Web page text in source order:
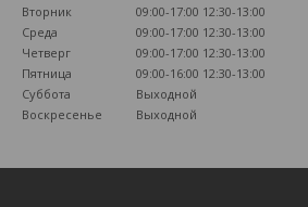
Вторник
09:00-17:00 12:30-13:00
Среда
09:00-17:00 12:30-13:00
Четверг
09:00-17:00 12:30-13:00
Пятница
09:00-16:00 12:30-13:00
Суббота
Выходной
Воскресенье
Выходной